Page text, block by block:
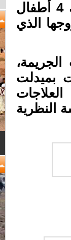
وأكدت المصادر ذاتها أن زوجة النادل الذي ترك 4 أطفال
الذي
بميدلت
النظرية